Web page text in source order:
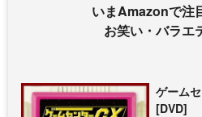
いまAmazonで注
お笑い・バラエ
ゲーム
[DVD]